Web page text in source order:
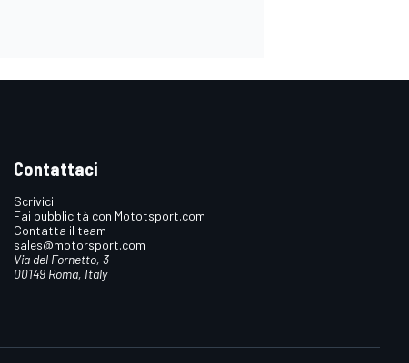
Contattaci
Scrivici
Fai pubblicità con Mototsport.com
Contatta il team
sales@motorsport.com
Via del Fornetto, 3
00149 Roma, Italy